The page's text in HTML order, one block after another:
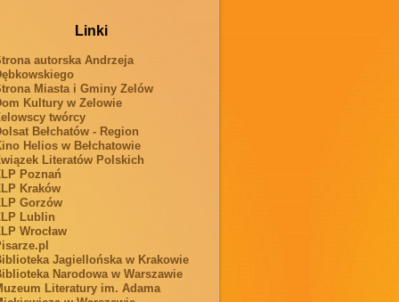
Linki
autorska Andrzeja
Miasta i Gminy Zelów
Kultury w Zelowie
twórcy
Bełchatów - Region
Helios w Bełchatowie
Literatów Polskich
Poznań
Kraków
Gorzów
Lublin
Wrocław
Jagiellońska w Krakowie
Narodowa w Warszawie
Literatury im. Adama